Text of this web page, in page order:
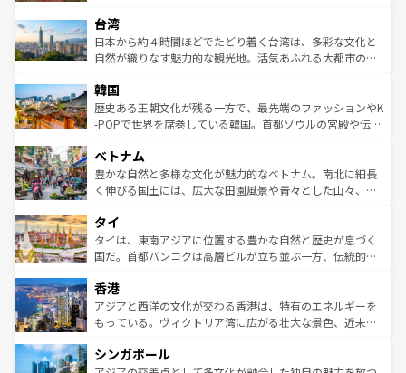
ならではの贅沢な旅のスタイルだ。 なお、新着のアメリカ
情報はコンテンツ一覧を参照してほしい。
れるおもてなしの心で訪れる人々を迎えてくれるハワイの
人々、おいしいローカルフードやハワイアンミュージッ
ク、伝統的なフラダンスなど、すべてがハワイの魅力を彩
ワイを、存分に味わってほしい。 なお、新着のハワイ情報
はコンテンツ一覧を参照してほしい。
リアリーフや大陸中央部にそびえるウルル（エアーズロッ
ク）、タスマニアの美しい原生林やケアンズの熱帯雨林な
ど、見どころがたくさん。また、カフェやワイン、オージ
いる。アクティビティも充実しており、サーフィンやダイ
ビング、ハイキングなど、アウトドア好きにはたまらな
い。オーストラリアの多彩な魅力を存分に味わいつくそ
参照してほしい。
台湾
日本から約４時間ほどでたどり着く台湾は、多彩な文化と
自然が織りなす魅力的な観光地。活気あふれる大都市の台
ン）、静ひつな山岳地帯である台湾東部など、都市の喧騒
と山間の静けさが共存しており、訪れる人に新しい発見と
驚きをもたらしてくれる。また、奥深い台湾の食文化も魅
容にもいいと評判のスイーツなど、バラエティ豊かな料理
が味わえる。 なお、新着の台湾情報は コンテンツ一覧を参
照してほしい。
韓国
歴史ある王朝文化が残る一方で、最先端のファッションやK
-POPで世界を席巻している韓国。首都ソウルの宮殿や伝統
き、地方に足を延ばせば四季折々の自然美を楽しむことが
できる。そして、キムチや焼肉、絶品のストリートフード
まで、さまざまな韓国料理が待っている。夜には、韓国な
リティに包まれながら、韓国の多彩な魅力を心ゆくまで味
わってみてほしい。 なお、新着の韓国情報はコンテンツ一
覧を参照してほしい。
ベトナム
豊かな自然と多様な文化が魅力的なベトナム。南北に細長
く伸びる国土には、広大な田園風景や青々とした山々、世
急速な発展と共に伝統が息づく。ハノイの古い町並みやホ
ーチミン市のフランス統治時代の建物も、独特の雰囲気を
醸し出している。また、バラエティの豊かさとおいしさで
とつ。フォーやバインミー、ベトナムコーヒーなどは、ぜ
ひ現地で味わいたい。どの地域を訪れてもあたたかい人々
が旅行者を迎えてくれるので、きっと忘れられない旅にな
参照してほしい。
タイ
タイは、東南アジアに位置する豊かな自然と歴史が息づく
国だ。首都バンコクは高層ビルが立ち並ぶ一方、伝統的な
の活気が交差している。北部ではチェンマイなどの山岳地
帯で自然と触れ合い、南部ではプーケットやクラビの美し
いビーチでリゾート気分を楽しむことができる。タイ料理
激する。気候は一年中温暖で、どの季節にも異なる楽しみ
が待っている。親しみやすいタイの人々、仏教を中心とし
香港
アジアと西洋の文化が交わる香港は、特有のエネルギーを
もっている。ヴィクトリア湾に広がる壮大な景色、近未来
み、どこを訪れても感動するはず。観光スポットが密集し
シンガポール